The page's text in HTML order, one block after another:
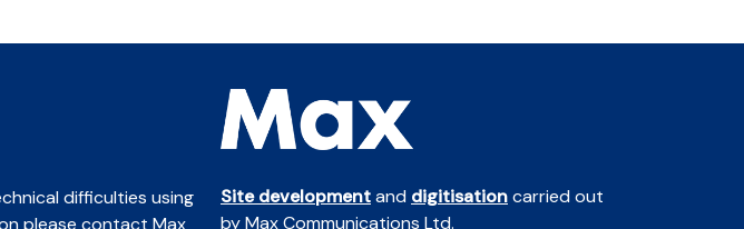
difficulties using
please contact Max
Site developmentand digitisationcarried out
by Max Communications Ltd.